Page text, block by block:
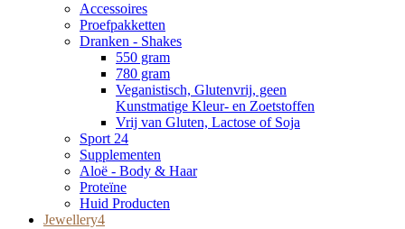
Accessoires
Proefpakketten
Dranken - Shakes
550 gram
780 gram
Veganistisch, Glutenvrij, geen
Kunstmatige Kleur- en Zoetstoffen
Vrij van Gluten, Lactose of Soja
Sport 24
Supplementen
Aloë - Body & Haar
Proteïne
Huid Producten
Jewellery4